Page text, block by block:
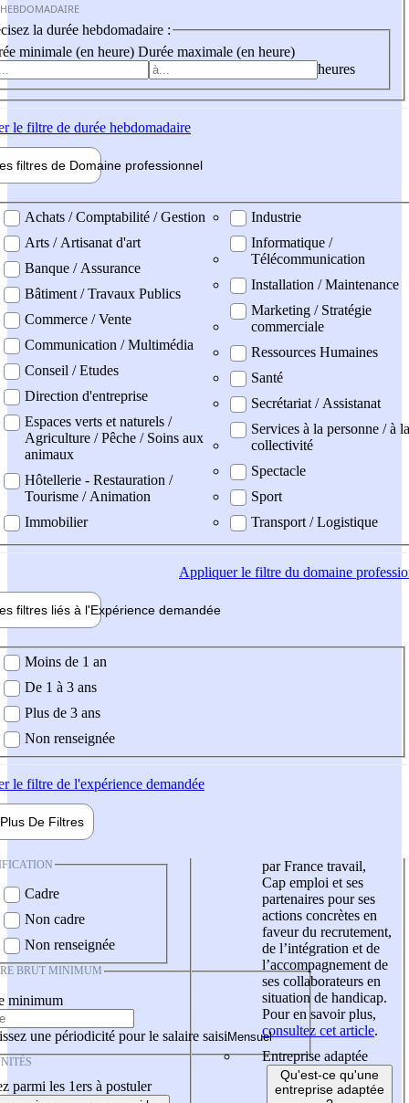
la durée hebdomadaire :
minimale (en heure) Durée maximale (en heure)
heures
le filtre de durée hebdomadaire
filtres de Domaine professionnel
professionel
Achats / Comptabilité / Gestion
Arts / Artisanat d'art
Banque / Assurance
Bâtiment / Travaux Publics
Commerce / Vente
Communication / Multimédia
Conseil / Etudes
Direction d'entreprise
Espaces verts et naturels /
Agriculture / Pêche / Soins aux
animaux
Hôtellerie - Restauration /
Tourisme / Animation
Immobilier
Industrie
Informatique /
Télécommunication
Installation / Maintenance
Marketing / Stratégie
commerciale
Ressources Humaines
Santé
Secrétariat / Assistanat
Services à la personne / à la
collectivité
Spectacle
Sport
Transport / Logistique
Appliquerle filtre du domaine
filtres liés à l'Expérience demandée
demandée
Moins de 1 an
De 1 à 3 ans
Plus de 3 ans
Non renseignée
le filtre de l'expérience demandée
Plus De Filtres
Cadre
Non cadre
Non renseignée
BRUT MINIMUM
minimum
une périodicité pour le salaire saisi
parmi les 1ers à postuler
par France travail,
Cap emploi et ses
partenaires pour ses
actions concrètes en
faveur du recrutement,
de l’intégration et de
l’accompagnement de
ses collaborateurs en
situation de handicap.
Pour en savoir plus,
consultez cet article.
Entreprise adaptée
Qu'est-ce qu'une
entreprise adaptée